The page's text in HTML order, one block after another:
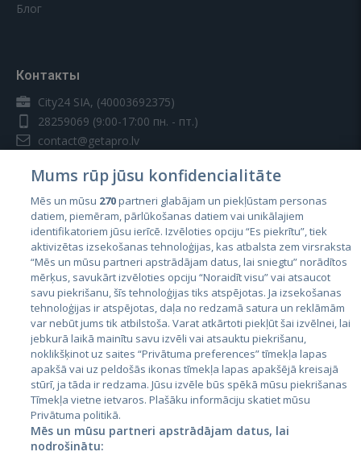
Блог
Контакты
City24 SIA, (40003692375)
28259069 (9:00-17:00 пн. - пт.)
contact@getapro.lv
Страны
Эстония
Латвия
Литва
Mums rūp jūsu konfidencialitāte
Mēs un mūsu 270partneri glabājam un piekļūstam personas
datiem, piemēram, pārlūkošanas datiem vai unikālajiem
identifikatoriem jūsu ierīcē. Izvēloties opciju “Es piekrītu”, tiek
aktivizētas izsekošanas tehnoloģijas, kas atbalsta zem virsraksta
“Mēs un mūsu partneri apstrādājam datus, lai sniegtu” norādītos
mērķus, savukārt izvēloties opciju “Noraidīt visu” vai atsaucot
savu piekrišanu, šīs tehnoloģijas tiks atspējotas. Ja izsekošanas
tehnoloģijas ir atspējotas, daļa no redzamā satura un reklāmām
var nebūt jums tik atbilstoša. Varat atkārtoti piekļūt šai izvēlnei, lai
jebkurā laikā mainītu savu izvēli vai atsauktu piekrišanu,
noklikšķinot uz saites “Privātuma preferences” tīmekļa lapas
apakšā vai uz peldošās ikonas tīmekļa lapas apakšējā kreisajā
stūrī, ja tāda ir redzama. Jūsu izvēle būs spēkā mūsu piekrišanas
Tīmekļa vietne ietvaros. Plašāku informāciju skatiet mūsu
Privātuma politikā.
Mēs un mūsu partneri apstrādājam datus, lai
nodrošinātu: